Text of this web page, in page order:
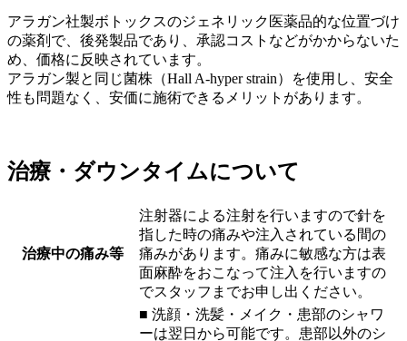
アラガン社製ボトックスのジェネリック医薬品的な位置づけ
の薬剤で、後発製品であり、承認コストなどがかからないた
め、価格に反映されています。
アラガン製と同じ菌株（Hall A-hyper strain）を使用し、安全
性も問題なく、安価に施術できるメリットがあります。
治療・ダウンタイムについて
治療中の痛み等
注射器による注射を行いますので針を
指した時の痛みや注入されている間の
痛みがあります。痛みに敏感な方は表
面麻酔をおこなって注入を行いますの
でスタッフまでお申し出ください。
■ 洗顔・洗髪・メイク・患部のシャワ
ーは翌日から可能です。患部以外のシ